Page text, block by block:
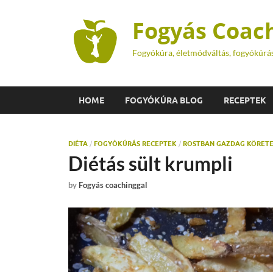
Fogyás
Fogyókúra, életmódváltás,
HOME FOGYÓKÚRA BLOG RECEPTEK
DIÉTA / FOGYÓKÚRÁS RECEPTEK / ROSTBAN GAZDAG
Diétás sült krumpli
by Fogyás coachinggal